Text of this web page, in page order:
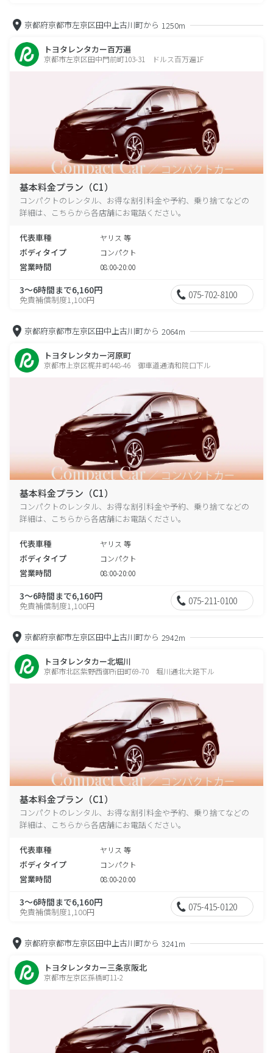
京都府京都市左京区田中上古川町から 1250m
トヨタレンタカー百万遍
京都市左京区田中門前町103-31 ドルス百万遍1F
基本料金プラン（C1）
コンパクトのレンタル、お得な割引料金や予約、乗り捨てなどの
詳細は、こちらから各店舗にお電話ください。
代表車種 ヤリス 等
ボディタイプ コンパクト
営業時間 08:00-20:00
3～6時間まで6,160円
免責補償制度1,100円 075-702-8100
京都府京都市左京区田中上古川町から 2064m
トヨタレンタカー河原町
京都市上京区梶井町448-46 御車道通清和院口下ル
基本料金プラン（C1）
コンパクトのレンタル、お得な割引料金や予約、乗り捨てなどの
詳細は、こちらから各店舗にお電話ください。
代表車種 ヤリス 等
ボディタイプ コンパクト
営業時間 08:00-20:00
3～6時間まで6,160円
免責補償制度1,100円 075-211-0100
京都府京都市左京区田中上古川町から 2942m
トヨタレンタカー北堀川
京都市北区紫野西御所田町69-70 堀川通北大路下ル
基本料金プラン（C1）
コンパクトのレンタル、お得な割引料金や予約、乗り捨てなどの
詳細は、こちらから各店舗にお電話ください。
代表車種 ヤリス 等
ボディタイプ コンパクト
営業時間 08:00-20:00
3～6時間まで6,160円
免責補償制度1,100円 075-415-0120
京都府京都市左京区田中上古川町から 3241m
トヨタレンタカー三条京阪北
京都市左京区孫橋町11-2